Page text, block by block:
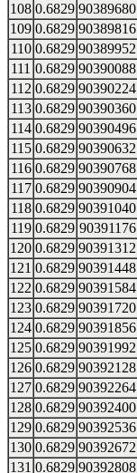
108 0.6829 90389680
109 0.6829 90389816
110 0.6829 90389952
111 0.6829 90390088
112 0.6829 90390224
113 0.6829 90390360
114 0.6829 90390496
115 0.6829 90390632
116 0.6829 90390768
117 0.6829 90390904
118 0.6829 90391040
119 0.6829 90391176
120 0.6829 90391312
121 0.6829 90391448
122 0.6829 90391584
123 0.6829 90391720
124 0.6829 90391856
125 0.6829 90391992
126 0.6829 90392128
127 0.6829 90392264
128 0.6829 90392400
129 0.6829 90392536
130 0.6829 90392672
131 0.6829 90392808